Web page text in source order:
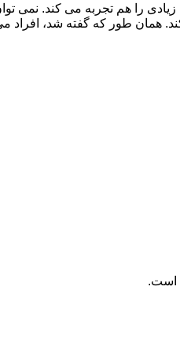
را هم تجربه می کند. نمی
طور که گفته شد، افراد می
است.